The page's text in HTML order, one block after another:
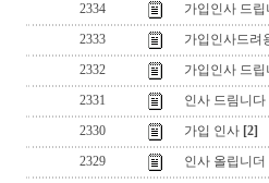
2334
가입인사 드립
2333
가입인사드려
2332
가입인사 드립
2331
인사 드림니다
2330
가입 인사 [2]
2329
인사 올립니더